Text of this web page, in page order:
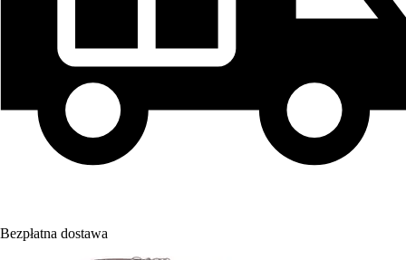
Bezpłatna dostawa